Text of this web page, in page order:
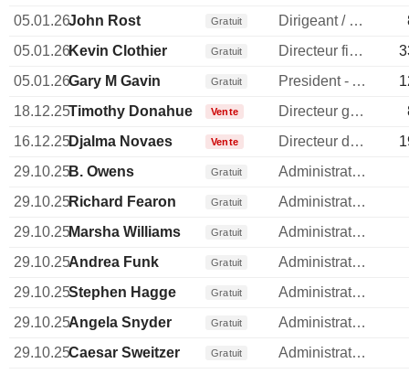
05.01.26John Rost Gratuit Dirigeant / cadre principal
05.01.26Kevin Clothier Gratuit Directeur financier
05.01.26Gary M Gavin Gratuit President - Americas Division
18.12.25Timothy Donahue Vente Directeur general
16.12.25Djalma Novaes Vente Directeur des operations
29.10.25B. Owens Gratuit
Administrateur
29.10.25Richard Fearon Gratuit
Administrateur
29.10.25Marsha Williams Gratuit
Administrateur
29.10.25Andrea Funk Gratuit
Administrateur
29.10.25Stephen Hagge Gratuit
Administrateur
29.10.25Angela Snyder Gratuit
Administrateur
29.10.25Caesar Sweitzer Gratuit
Administrateur